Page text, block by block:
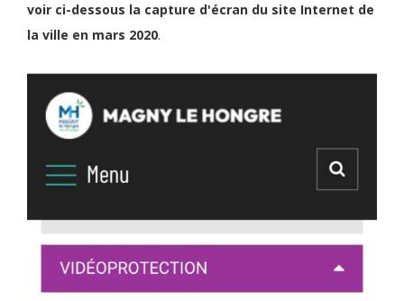
voir ci-dessous la capture d'écran du site Internet de
la ville en mars 2020.